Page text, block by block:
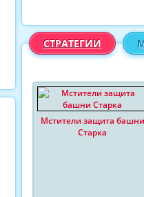
СТРАТЕГИИ
Мстители защита башни
Старка